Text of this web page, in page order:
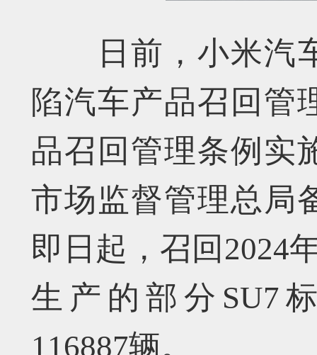
日前，小米汽
陷汽车产品召回管
品召回管理条例实
市场监督管理总局
即日起，召回2024
生产的部分SU7
116887辆。